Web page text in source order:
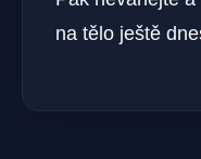
na tělo ještě